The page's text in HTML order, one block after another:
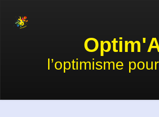
l’optimisme